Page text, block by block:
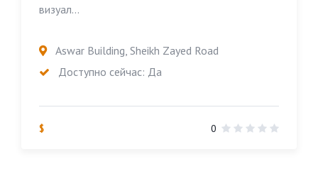
визуал...
Aswar Building, Sheikh Zayed Road
Доступно сейчас: Да
$ 0